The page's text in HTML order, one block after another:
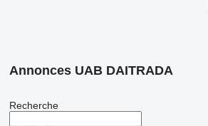
Annonces UAB DAITRADA
Recherche